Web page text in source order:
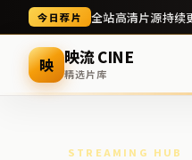
今日荐片 全站高清片源持
映 映流 CINE
精选片库
STREAMING HUB